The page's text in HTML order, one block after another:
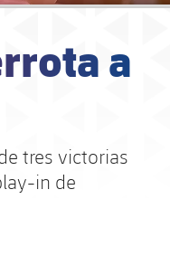
a
tres victorias
in de